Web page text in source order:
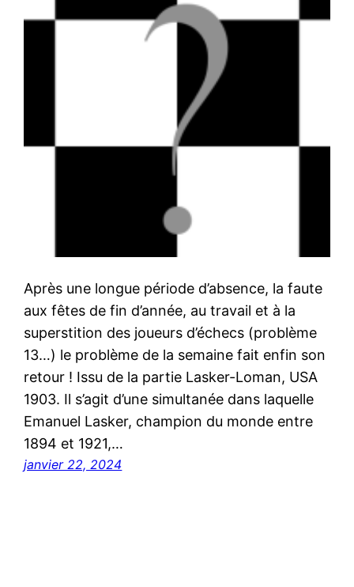
Après une longue période d’absence, la faute
aux fêtes de fin d’année, au travail et à la
superstition des joueurs d’échecs (problème
13…) le problème de la semaine fait enfin son
retour ! Issu de la partie Lasker-Loman, USA
1903. Il s’agit d’une simultanée dans laquelle
Emanuel Lasker, champion du monde entre
1894 et 1921,…
janvier 22, 2024